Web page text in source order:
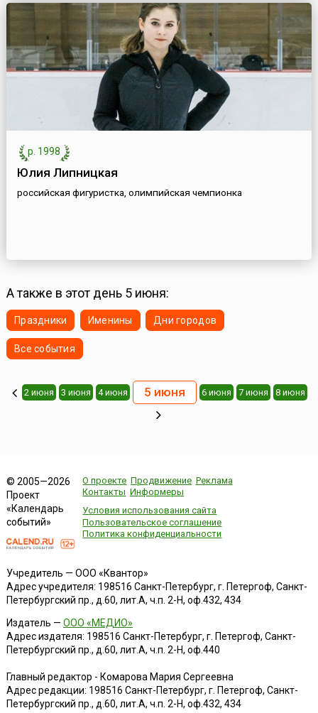
р. 1998
Юлия Липницкая
российская фигуристка, олимпийская чемпионка
А также в этот день 5 июня:
Праздники Именины Дни городов
Все события
2 июня 3 июня 4 июня 5 июня 6 июня 7 июня 8 июня
© 2005—2026
Проект
«Календарь
событий»
О проекте Продвижение Реклама
Контакты Информеры
Условия использования сайта
Пользовательское соглашение
Политика конфиденциальности
Учредитель — ООО «Квантор»
Адрес учредителя: 198516 Санкт-Петербург, г. Петергоф, Санкт-
Петербургский пр., д.60, лит.А, ч.п. 2-Н, оф.432, 434
Издатель — ООО «МЕДИО»
Адрес издателя: 198516 Санкт-Петербург, г. Петергоф, Санкт-
Петербургский пр., д.60, лит.А, ч.п. 2-Н, оф.440
Главный редактор - Комарова Мария Сергеевна
Адрес редакции: 198516 Санкт-Петербург, г. Петергоф, Санкт-
Петербургский пр., д.60, лит.А, ч.п. 2-Н, оф.432, 434